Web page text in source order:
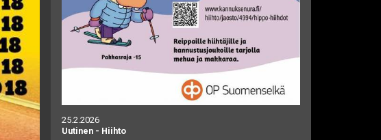
25.2.2026
Uutinen - Hiihto